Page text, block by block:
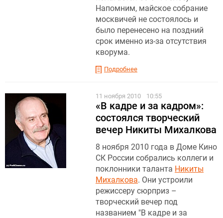
Напомним, майское собрание
москвичей не состоялось и
было перенесено на поздний
срок именно из-за отсутствия
кворума.
Подробнее
11 ноября 2010 10:55
«В кадре и за кадром»:
состоялся творческий
вечер Никиты Михалкова
8 ноября 2010 года в Доме Кино
СК России собрались коллеги и
поклонники таланта Никиты
Михалкова. Они устроили
режиссеру сюрприз –
творческий вечер под
названием "В кадре и за